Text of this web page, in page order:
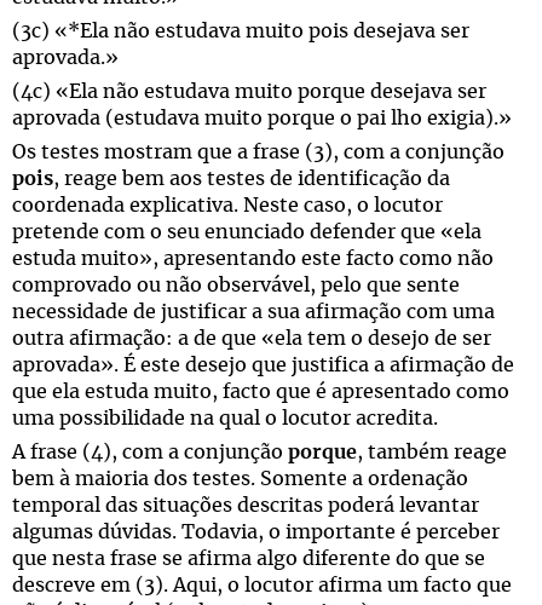
(3c) «*Ela não estudava muito pois desejava ser
aprovada.»
(4c) «Ela não estudava muito porque desejava ser
aprovada (estudava muito porque o pai lho exigia).»
Os testes mostram que a frase (3), com a conjunção
pois, reage bem aos testes de identificação da
coordenada explicativa. Neste caso, o locutor
pretende com o seu enunciado defender que «ela
estuda muito», apresentando este facto como não
comprovado ou não observável, pelo que sente
necessidade de justificar a sua afirmação com uma
outra afirmação: a de que «ela tem o desejo de ser
aprovada». É este desejo que justifica a afirmação de
que ela estuda muito, facto que é apresentado como
uma possibilidade na qual o locutor acredita.
A frase (4), com a conjunção porque, também reage
bem à maioria dos testes. Somente a ordenação
temporal das situações descritas poderá levantar
algumas dúvidas. Todavia, o importante é perceber
que nesta frase se afirma algo diferente do que se
descreve em (3). Aqui, o locutor afirma um facto que